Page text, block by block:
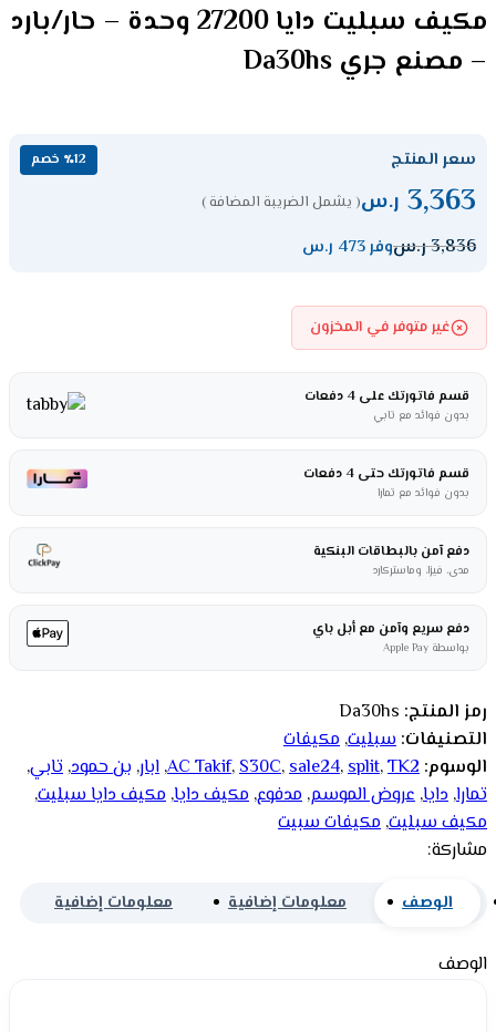
مكيف سبليت دايا 27200 وحدة – حار/بارد
– مصنع جري Da30hs
سعر المنتج ٪12 خصم
3,363 ر.س( يشمل الضريبة المضافة )
3,836ر.سوفر 473 ر.س
غير متوفر في المخزون
قسم فاتورتك على 4 دفعات
بدون فوائد مع تابي
قسم فاتورتك حتى 4 دفعات
بدون فوائد مع تمارا
دفع آمن بالبطاقات البنكية
مدى، فيزا، وماستركارد
دفع سريع وآمن مع أبل باي
بواسطة Apple Pay
رمز المنتج: Da30hs
التصنيفات: سبليت, مكيفات
الوسوم:
AC Takif,S30C,sale24,split,TK2
, ابار, بن حمود, تابي,
تمارا, دايا, عروض الموسم, مدفوع, مكيف دايا, مكيف دايا سبليت,
مكيف سبليت, مكيفات سبيت
مشاركة:
الوصف معلومات إضافية معلومات إضافية
الوصف